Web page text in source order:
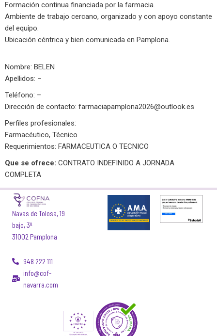
Formación continua financiada por la farmacia.
Ambiente de trabajo cercano, organizado y con apoyo constante
del equipo.
Ubicación céntrica y bien comunicada en Pamplona.
Nombre: BELEN
Apellidos: –
Teléfono: –
Dirección de contacto: farmaciapamplona2026@outlook.es
Perfiles profesionales:
Farmacéutico, Técnico
Requerimientos: FARMACEUTICA O TECNICO
Que se ofrece: CONTRATO INDEFINIDO A JORNADA
COMPLETA
Navas de Tolosa, 19
bajo, 3º
31002 Pamplona
948 222 111
info@cof-
navarra.com